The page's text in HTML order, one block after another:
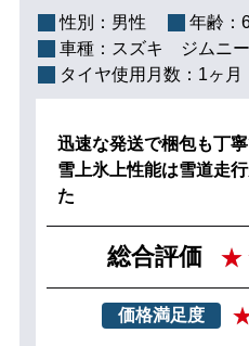
性別： 男性 年齢：
車種： スズキ ジムニー
タイヤ使用月数： 1ヶ月
迅速な発送で梱包も丁寧
雪上氷上性能は雪道走
た
総合評価
価格満足度